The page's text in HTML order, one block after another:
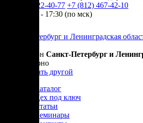
Санкт-Петербург и Ленинградская
Ваш регион Санкт-Петербург и
Да, все верно
Нет, выбрать другой
+7 (905) 222-40-77 +7 (812) 467-42-10
пн-пт 9:00 - 17:30 (по мск)
Каталог
Цех под ключ
Статьи
Семинары